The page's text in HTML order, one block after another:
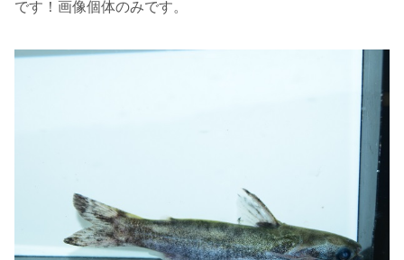
です！画像個体のみです。